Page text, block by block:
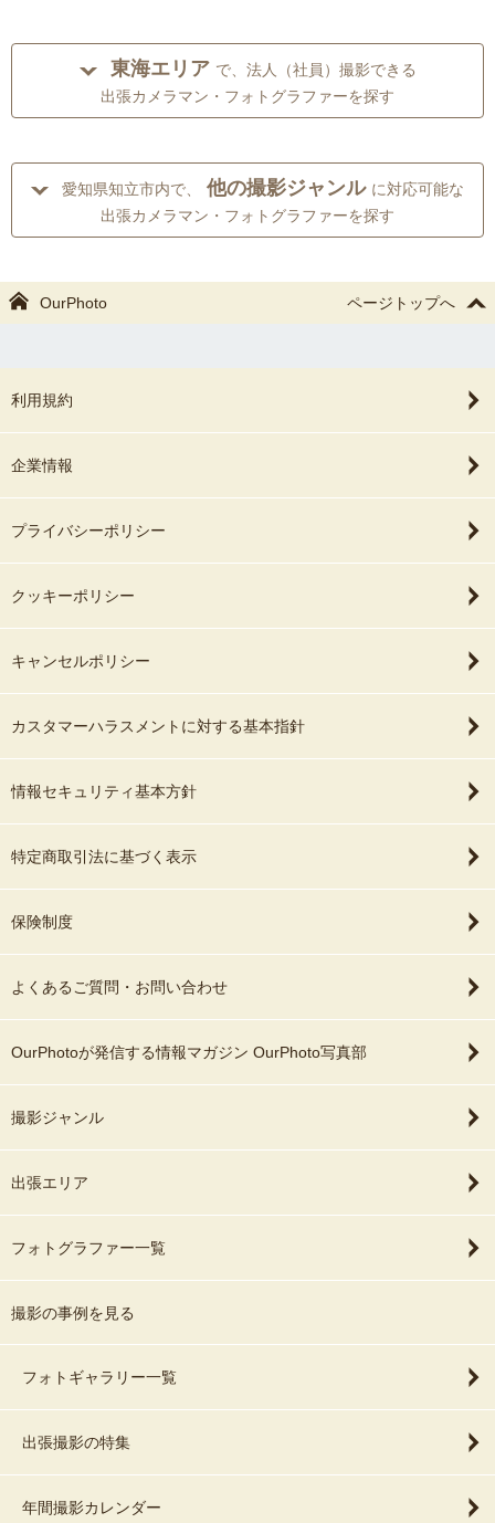
東海エリア で、法人（社員）撮影できる
出張カメラマン・フォトグラファーを探す
愛知県知立市内で、 他の撮影ジャンル に対応可能な
出張カメラマン・フォトグラファーを探す
OurPhoto ページトップへ
利用規約
企業情報
プライバシーポリシー
クッキーポリシー
キャンセルポリシー
カスタマーハラスメントに対する基本指針
情報セキュリティ基本方針
特定商取引法に基づく表示
保険制度
よくあるご質問・お問い合わせ
OurPhotoが発信する情報マガジン OurPhoto写真部
撮影ジャンル
出張エリア
フォトグラファー一覧
撮影の事例を見る
フォトギャラリー一覧
出張撮影の特集
年間撮影カレンダー